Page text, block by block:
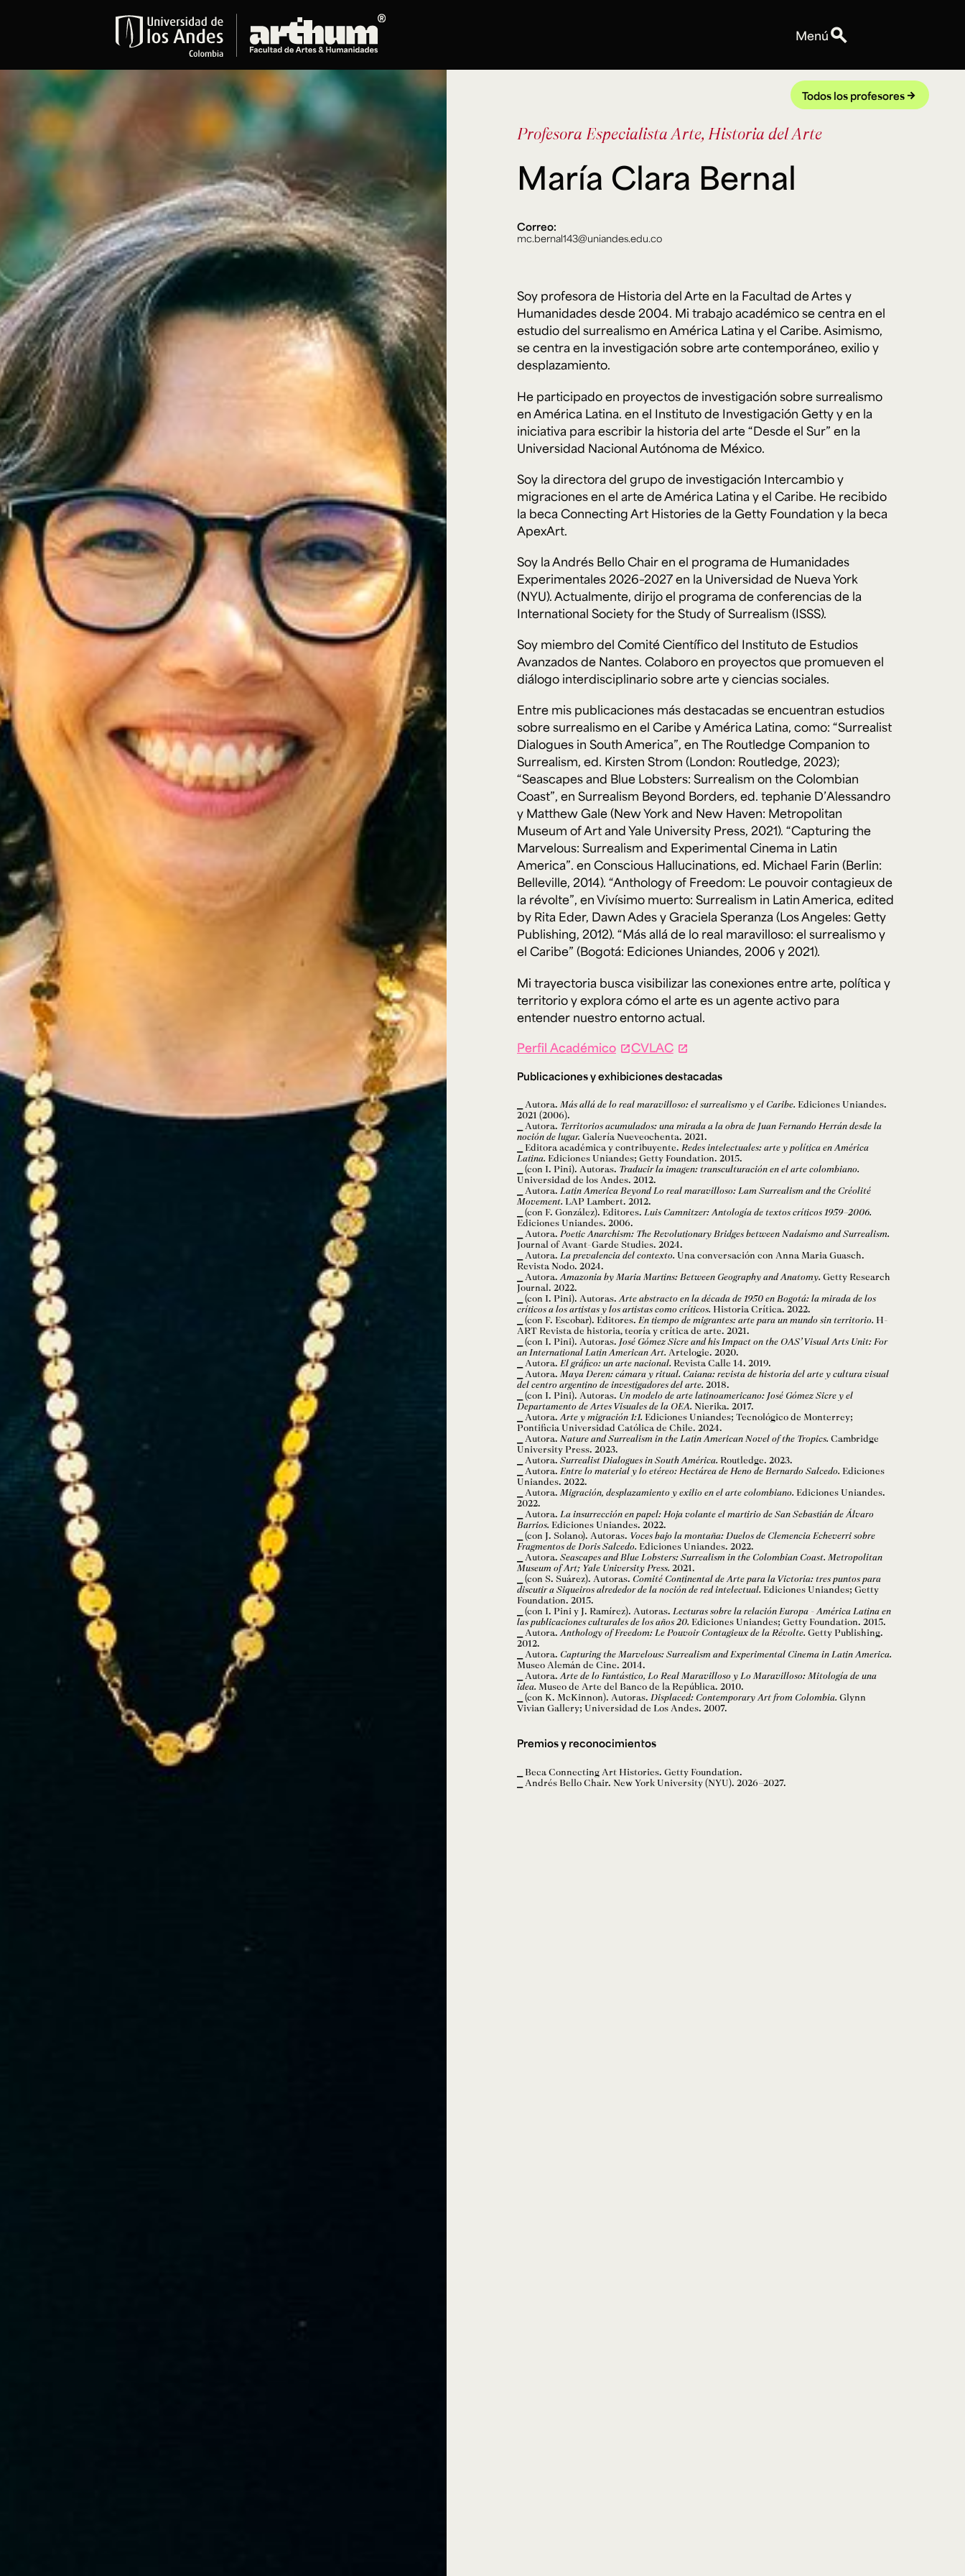
Menúsearch
Educación
Pregrados
Arte
Literatura
Música
Opciones Académicas
Educación Continua
Cursos abiertos al público
Cursos In Situ
Cursos libres y de extensión
Programas especializados y
Microcredenciales
Posgrados
Maestría en Artes Plásticas, Electrónicas y
Maestría en Historia del Arte
Maestría en Humanidades Digitales
Maestría en Literatura
Maestría en Música
Maestría en Patrimonio Cultural
Maestría en Periodismo
Oferta de cursos
Cursos ArteHum
Espacios
Reservas de espacios
Explora ArteHum
Configuración de
cookies
Universidad de los Andes | Vigilada Mineducación. Reconocimiento como universidad: Decreto 1297 del 30 de mayo de 1964. Reconocimiento de personería
jurídica: Resolución 28 del 23 de febrero de 1949, Minjusticia. Acreditación institucional de alta calidad, 10 años: Resolución 000194 del 16 de enero del 2025.
Dirección
Calle 19A #1 - 37 Este. Bloque K.
Historia del Arte
Literatura y
Narrativas Digitales
Ext. 2501
Música
Ext.
2504
Posgrados
Ext. 4925
Educación Continua
Ext. 4795
Todos los profesoresarrow_forward
María Clara Bernal
Profesora Especialista Arte, Historia del Arte
Correo:
mc.bernal143@uniandes.edu.co
Soy profesora de Historia del Arte en la Facultad de Artes y
Humanidades desde 2004. Mi trabajo académico se centra en el
estudio del surrealismo en América Latina y el Caribe. Asimismo,
se centra en la investigación sobre arte contemporáneo, exilio y
desplazamiento.
He participado en proyectos de investigación sobre surrealismo
en América Latina. en el Instituto de Investigación Getty y en la
iniciativa para escribir la historia del arte “Desde el Sur” en la
Universidad Nacional Autónoma de México.
Soy la directora del grupo de investigación Intercambio y
migraciones en el arte de América Latina y el Caribe. He recibido
la beca Connecting Art Histories de la Getty Foundation y la beca
ApexArt.
Soy la Andrés Bello Chair en el programa de Humanidades
Experimentales 2026–2027 en la Universidad de Nueva York
(NYU). Actualmente, dirijo el programa de conferencias de la
International Society for the Study of Surrealism (ISSS).
Soy miembro del Comité Científico del Instituto de Estudios
Avanzados de Nantes. Colaboro en proyectos que promueven el
diálogo interdisciplinario sobre arte y ciencias sociales.
Entre mis publicaciones más destacadas se encuentran estudios
sobre surrealismo en el Caribe y América Latina, como: “Surrealist
Dialogues in South America”, en The Routledge Companion to
Surrealism, ed. Kirsten Strom (London: Routledge, 2023);
“Seascapes and Blue Lobsters: Surrealism on the Colombian
Coast”, en Surrealism Beyond Borders, ed. tephanie D’Alessandro
y Matthew Gale (New York and New Haven: Metropolitan
Museum of Art and Yale University Press, 2021). “Capturing the
Marvelous: Surrealism and Experimental Cinema in Latin
America”. en Conscious Hallucinations, ed. Michael Farin (Berlin:
Belleville, 2014). “Anthology of Freedom: Le pouvoir contagieux de
la révolte”, en Vivísimo muerto: Surrealism in Latin America, edited
by Rita Eder, Dawn Ades y Graciela Speranza (Los Angeles: Getty
Publishing, 2012). “Más allá de lo real maravilloso: el surrealismo y
el Caribe” (Bogotá: Ediciones Uniandes, 2006 y 2021).
Mi trayectoria busca visibilizar las conexiones entre arte, política y
territorio y explora cómo el arte es un agente activo para
entender nuestro entorno actual.
Perfil Académico
CVLAC
Publicaciones y exhibiciones destacadas
Autora. Más allá de lo real maravilloso: el surrealismo y el Caribe. Ediciones Uniandes.
2021 (2006).
Autora. Territorios acumulados: una mirada a la obra de Juan Fernando Herrán desde la
noción de lugar. Galería Nueveochenta. 2021.
Editora académica y contribuyente. Redes intelectuales: arte y política en América
Latina. Ediciones Uniandes; Getty Foundation. 2015.
(con I. Pini). Autoras. Traducir la imagen: transculturación en el arte colombiano.
Universidad de los Andes. 2012.
Autora. Latin America Beyond Lo real maravilloso: Lam Surrealism and the Créolité
Movement. LAP Lambert. 2012.
(con F. González). Editores. Luis Camnitzer: Antología de textos críticos 1959–2006.
Ediciones Uniandes. 2006.
Autora. Poetic Anarchism: The Revolutionary Bridges between Nadaísmo and Surrealism.
Journal of Avant-Garde Studies. 2024.
Autora. La prevalencia del contexto. Una conversación con Anna Maria Guasch.
Revista Nodo. 2024.
Autora. Amazonia by Maria Martins: Between Geography and Anatomy. Getty Research
Journal. 2022.
(con I. Pini). Autoras. Arte abstracto en la década de 1950 en Bogotá: la mirada de los
críticos a los artistas y los artistas como críticos. Historia Crítica. 2022.
(con F. Escobar). Editores. En tiempo de migrantes: arte para un mundo sin territorio. H-
ART Revista de historia, teoría y crítica de arte. 2021.
(con I. Pini). Autoras. José Gómez Sicre and his Impact on the OAS’ Visual Arts Unit: For
an International Latin American Art. Artelogie. 2020.
Autora. El gráfico: un arte nacional. Revista Calle 14. 2019.
Autora. Maya Deren: cámara y ritual. Caiana: revista de historia del arte y cultura visual
del centro argentino de investigadores del arte. 2018.
(con I. Pini). Autoras. Un modelo de arte latinoamericano: José Gómez Sicre y el
Departamento de Artes Visuales de la OEA. Nierika. 2017.
Autora. Arte y migración 1:1. Ediciones Uniandes; Tecnológico de Monterrey;
Pontificia Universidad Católica de Chile. 2024.
Autora. Nature and Surrealism in the Latin American Novel of the Tropics. Cambridge
University Press. 2023.
Autora. Surrealist Dialogues in South América. Routledge. 2023.
Autora. Entre lo material y lo etéreo: Hectárea de Heno de Bernardo Salcedo. Ediciones
Uniandes. 2022.
Autora. Migración, desplazamiento y exilio en el arte colombiano. Ediciones Uniandes.
2022.
Autora. La insurrección en papel: Hoja volante el martirio de San Sebastián de Álvaro
Barrios. Ediciones Uniandes. 2022.
(con J. Solano). Autoras. Voces bajo la montaña: Duelos de Clemencia Echeverri sobre
Fragmentos de Doris Salcedo. Ediciones Uniandes. 2022.
Autora. Seascapes and Blue Lobsters: Surrealism in the Colombian Coast. Metropolitan
Museum of Art; Yale University Press. 2021.
(con S. Suárez). Autoras. Comité Continental de Arte para la Victoria: tres puntos para
discutir a Siqueiros alrededor de la noción de red intelectual. Ediciones Uniandes; Getty
Foundation. 2015.
(con I. Pini y J. Ramírez). Autoras. Lecturas sobre la relación Europa - América Latina en
las publicaciones culturales de los años 20. Ediciones Uniandes; Getty Foundation. 2015.
Autora. Anthology of Freedom: Le Pouvoir Contagieux de la Révolte. Getty Publishing.
2012.
Autora. Capturing the Marvelous: Surrealism and Experimental Cinema in Latin America.
Museo Alemán de Cine. 2014.
Autora. Arte de lo Fantástico, Lo Real Maravilloso y Lo Maravilloso: Mitología de una
idea. Museo de Arte del Banco de la República. 2010.
(con K. McKinnon). Autoras. Displaced: Contemporary Art from Colombia. Glynn
Vivian Gallery; Universidad de Los Andes. 2007.
Premios y reconocimientos
Beca Connecting Art Histories. Getty Foundation.
Andrés Bello Chair. New York University (NYU). 2026–2027.